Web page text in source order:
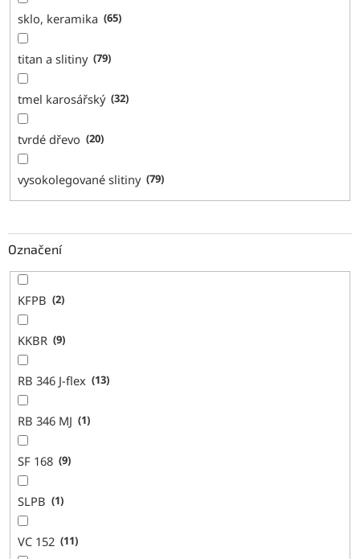
sklo, keramika 65
titan a slitiny 79
tmel karosářský 32
tvrdé dřevo 20
vysokolegované slitiny 79
Označení
KFPB 2
KKBR 9
RB 346 J-flex 13
RB 346 MJ 1
SF 168 9
SLPB 1
VC 152 11